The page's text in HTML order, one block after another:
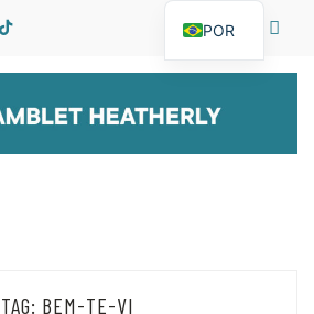
TAG: BEM-TE-VI
POR